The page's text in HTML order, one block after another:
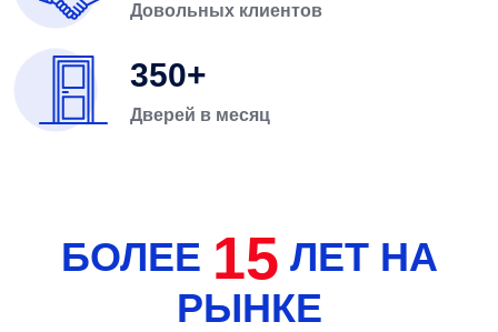
Довольных клиентов
350
Дверей в месяц
БОЛЕЕ 15 ЛЕТ НА
РЫНКЕ